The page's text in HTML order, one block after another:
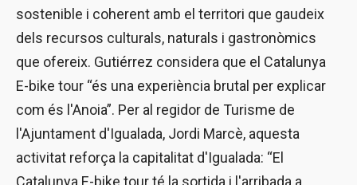
sostenible i coherent amb el territori que gaudeix
dels recursos culturals, naturals i gastronòmics
que ofereix. Gutiérrez considera que el Catalunya
E-bike tour “és una experiència brutal per explicar
com és l'Anoia”. Per al regidor de Turisme de
l'Ajuntament d'Igualada, Jordi Marcè, aquesta
activitat reforça la capitalitat d'Igualada: “El
Catalunya E-bike tour té la sortida i l'arribada a